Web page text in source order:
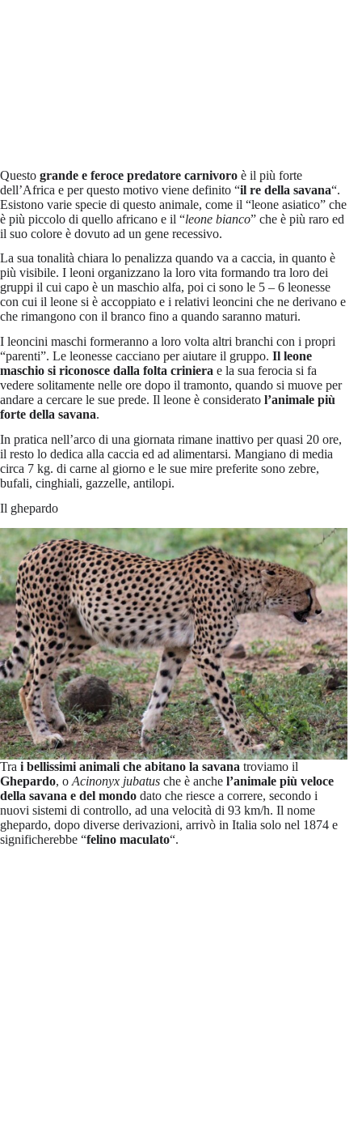
Questo grande e feroce predatore carnivoro è il più forte
dell’Africa e per questo motivo viene definito “il re della savana“.
Esistono varie specie di questo animale, come il “leone asiatico” che
è più piccolo di quello africano e il “leone bianco” che è più raro ed
il suo colore è dovuto ad un gene recessivo.
La sua tonalità chiara lo penalizza quando va a caccia, in quanto è
più visibile. I leoni organizzano la loro vita formando tra loro dei
gruppi il cui capo è un maschio alfa, poi ci sono le 5 – 6 leonesse
con cui il leone si è accoppiato e i relativi leoncini che ne derivano e
che rimangono con il branco fino a quando saranno maturi.
I leoncini maschi formeranno a loro volta altri branchi con i propri
“parenti”. Le leonesse cacciano per aiutare il gruppo. Il leone
maschio si riconosce dalla folta criniera e la sua ferocia si fa
vedere solitamente nelle ore dopo il tramonto, quando si muove per
andare a cercare le sue prede. Il leone è considerato l’animale più
forte della savana.
In pratica nell’arco di una giornata rimane inattivo per quasi 20 ore,
il resto lo dedica alla caccia ed ad alimentarsi. Mangiano di media
circa 7 kg. di carne al giorno e le sue mire preferite sono zebre,
bufali, cinghiali, gazzelle, antilopi.
Il ghepardo
Tra i bellissimi animali che abitano la savana troviamo il
Ghepardo, o Acinonyx jubatus che è anche l’animale più veloce
della savana e del mondo dato che riesce a correre, secondo i
nuovi sistemi di controllo, ad una velocità di 93 km/h. Il nome
ghepardo, dopo diverse derivazioni, arrivò in Italia solo nel 1874 e
significherebbe “felino maculato“.